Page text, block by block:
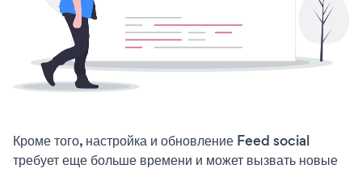
Кроме того, настройка и обновление Feed social
требует еще больше времени и может вызвать новые